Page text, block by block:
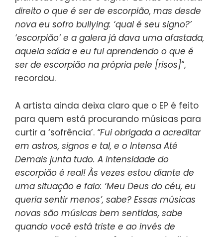
direito o que é ser de escorpião, mas desde
nova eu sofro bullying: ‘qual é seu signo?’
‘escorpião’ e a galera já dava uma afastada,
aquela saída e eu fui aprendendo o que é
ser de escorpião na própria pele [risos]“,
recordou.
A artista ainda deixa claro que o EP é feito
para quem está procurando músicas para
curtir a ‘sofrência’. “Fui obrigada a acreditar
em astros, signos e tal, e o Intensa Até
Demais junta tudo. A intensidade do
escorpião é real! Às vezes estou diante de
uma situação e falo: ‘Meu Deus do céu, eu
queria sentir menos’, sabe? Essas músicas
novas são músicas bem sentidas, sabe
quando você está triste e ao invés de